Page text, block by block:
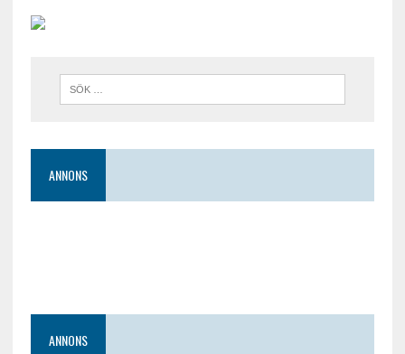
ANNONS
ANNONS